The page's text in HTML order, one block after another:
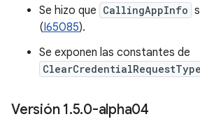
Se hizo que CallingAppInfo
(I65085).
Se exponen las constantes de
Versión 1.5.0-alpha04